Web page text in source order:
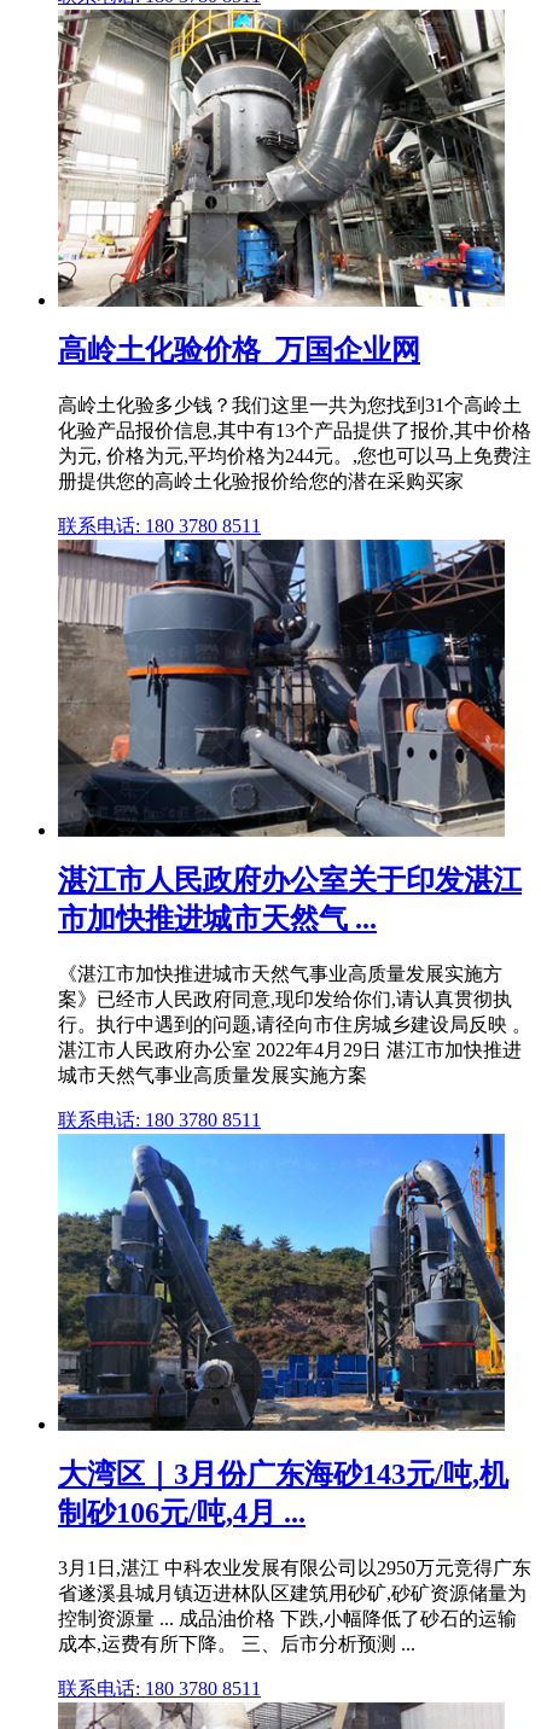
高岭土化验价格_万国企业网
高岭土化验多少钱？我们这里一共为您找到31个高岭土
化验产品报价信息,其中有13个产品提供了报价,其中价格
为元, 价格为元,平均价格为244元。,您也可以马上免费注
册提供您的高岭土化验报价给您的潜在采购买家
联系电话: 180 3780 8511
湛江市人民政府办公室关于印发湛江
市加快推进城市天然气 ...
《湛江市加快推进城市天然气事业高质量发展实施方
案》已经市人民政府同意,现印发给你们,请认真贯彻执
行。执行中遇到的问题,请径向市住房城乡建设局反映 。
湛江市人民政府办公室 2022年4月29日 湛江市加快推进
城市天然气事业高质量发展实施方案
联系电话: 180 3780 8511
大湾区｜3月份广东海砂143元/吨,机
制砂106元/吨,4月 ...
3月1日,湛江 中科农业发展有限公司以2950万元竞得广东
省遂溪县城月镇迈进林队区建筑用砂矿,砂矿资源储量为
控制资源量 ... 成品油价格 下跌,小幅降低了砂石的运输
成本,运费有所下降。 三、后市分析预测 ...
联系电话: 180 3780 8511